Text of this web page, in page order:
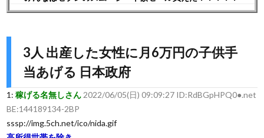
3人 出産した女性に月6万円の子供手
当あげる 日本政府
1: 稼げる名無しさん 2022/06/05(日) 09:09:27 ID:RdBGpHPQ0●.net
BE:144189134-2BP
sssp://img.5ch.net/ico/nida.gif